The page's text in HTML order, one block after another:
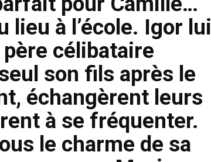
lieu à l’école. Igor lui
célibataire
son fils après le
échangèrent leurs
à se fréquenter.
le charme de sa